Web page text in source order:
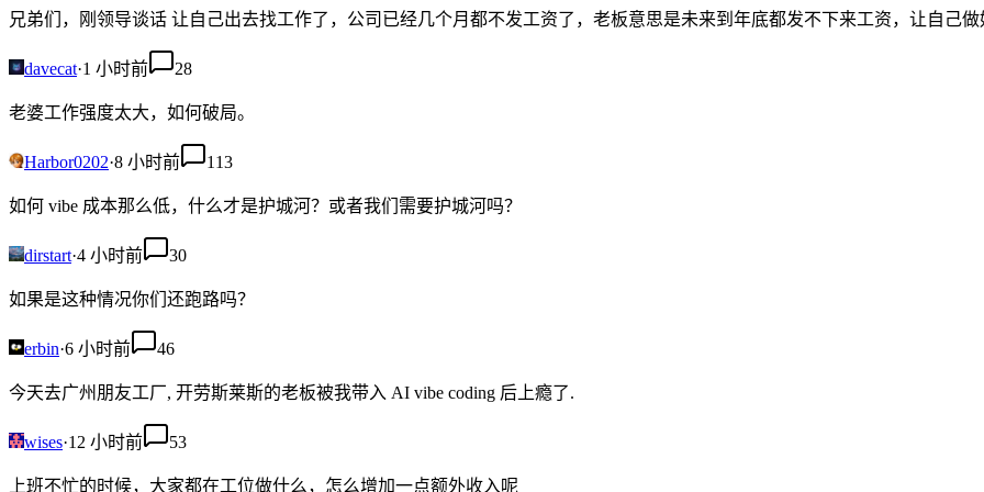
兄弟们，刚领导谈话 让自己出去找工作了，公司已经几个月都不发工资了，老板意思是未来到年底都发不下来工资，让自己
davecat·1 小时前 28
老婆工作强度太大，如何破局。
Harbor0202·8 小时前 113
如何 vibe 成本那么低，什么才是护城河？或者我们需要护城河吗？
dirstart·4 小时前 30
如果是这种情况你们还跑路吗？
erbin·6 小时前 46
今天去广州朋友工厂, 开劳斯莱斯的老板被我带入 AI vibe coding 后上瘾了.
wises·12 小时前 53
上班不忙的时候，大家都在工位做什么，怎么增加一点额外收入呢